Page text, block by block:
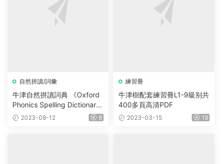
自然拼讀/詞彙
牛津自然拼讀詞典 《Oxford
Phonics Spelling Dictionar
y》及牛津閱讀樹字典
2023-08-12 8
練習冊
牛津樹配套練習冊L1-9級别共
400多頁高清PDF
2023-03-15 19